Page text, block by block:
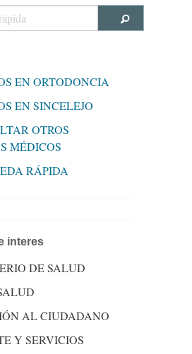
EN ORTODONCIA
EN SINCELEJO
OTROS
MÉDICOS
RÁPIDA
interes
DE SALUD
AL CIUDADANO
Y SERVICIOS